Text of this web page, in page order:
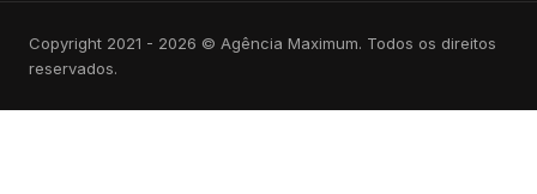
Copyright 2021 - 2026 © Agência Maximum. Todos os direitos
reservados.